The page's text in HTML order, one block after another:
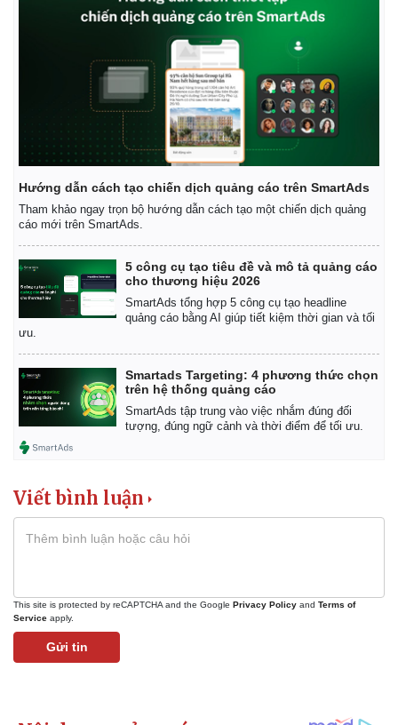
Tin nóng
Tư vấn luật
Quân sự - Quốc phòng
Vũ khí
Việt Nam
Hướng dẫn cách tạo chiến dịch quảng cáo trên SmartAds
Tham khảo ngay trọn bộ hướng dẫn cách tạo một chiến dịch quảng
cáo mới trên SmartAds.
5 công cụ tạo tiêu đề và mô tả quảng cáo
cho thương hiệu 2026
SmartAds tổng hợp 5 công cụ tạo headline
quảng cáo bằng AI giúp tiết kiệm thời gian và tối
ưu.
Smartads Targeting: 4 phương thức chọn
trên hệ thống quảng cáo
SmartAds tập trung vào việc nhắm đúng đối
tượng, đúng ngữ cảnh và thời điểm để tối ưu.
Viết bình luận
This site is protected by reCAPTCHA and the Google Privacy Policy and Terms of
Service apply.
Gửi tin